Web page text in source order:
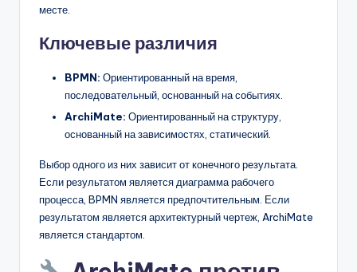
месте.
Ключевые различия
BPMN: Ориентированный на время,
последовательный, основанный на событиях.
ArchiMate: Ориентированный на структуру,
основанный на зависимостях, статический.
Выбор одного из них зависит от конечного результата.
Если результатом является диаграмма рабочего
процесса, BPMN является предпочтительным. Если
результатом является архитектурный чертеж, ArchiMate
является стандартом.